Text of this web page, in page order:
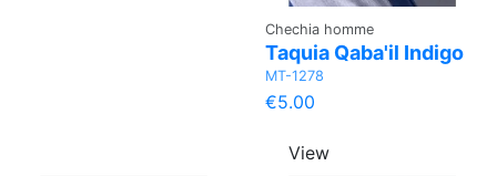
Chechia homme
Taquia Qaba'il Indigo
MT-1278
€5.00
View